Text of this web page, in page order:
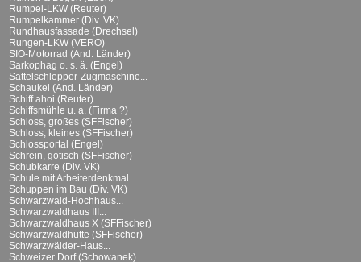
Rumpel-LKW (Reuter)
Rumpelkammer (Div. VK)
Rundhausfassade (Drechsel)
Rungen-LKW (VERO)
SIO-Motorrad (And. Länder)
Sarkophag o. s. ä. (Engel)
Sattelschlepper-Zugmaschine...
Schaukel (And. Länder)
Schiff ahoi (Reuter)
Schiffsmühle u. a. (Firma ?)
Schloss, großes (SFFischer)
Schloss, kleines (SFFischer)
Schlossportal (Engel)
Schrein, gotisch (SFFischer)
Schubkarre (Div. VK)
Schule mit Arbeiterdenkmal...
Schuppen im Bau (Div. VK)
Schwarzwald-Hochhaus...
Schwarzwaldhaus III...
Schwarzwaldhaus X (SFFischer)
Schwarzwaldhütte (SFFischer)
Schwarzwälder-Haus...
Schweizer Dorf (Schowanek)